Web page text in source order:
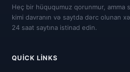
Heç bir hüququmuz qorunmur, amma
kimi davranın və saytda dərc olunan
24 saat saytına istinad edin.
QUICK LINKS